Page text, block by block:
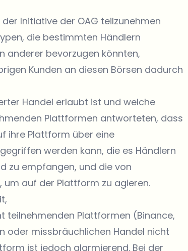
Initiative der OAG teilzunehmen
die bestimmten Händlern
anderer bevorzugen könnten,
Kunden an diesen Börsen dadurch
Handel erlaubt ist und welche
Plattformen antworteten, dass
ihre Plattform über eine
werden kann, die es Händlern
zu empfangen, und die von
auf der Plattform zu agieren.
teilnehmenden Plattformen (Binance,
oder missbräuchlichen Handel nicht
ist jedoch alarmierend. Bei der